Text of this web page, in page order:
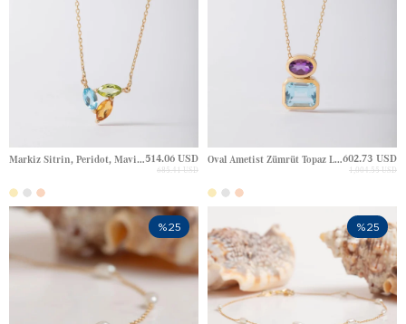
Markiz Sitrin, Peridot, Mavi Topaz Trilogy Aura Yaprak Altın Kolye514.06 USD
685.41 USD
Oval Ametist Zümrüt Topaz Lavande Aura Blok Tasarım Altın Kolye602.73 USD
1,004.55 USD
%25 %25